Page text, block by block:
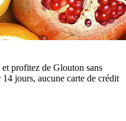
profitez de Glouton sans
jours, aucune carte de crédit